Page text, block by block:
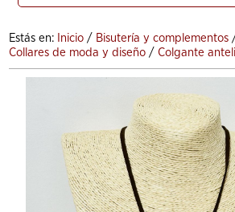
Estás en: Inicio / Bisutería y complementos
Collares de moda y diseño /Colgante